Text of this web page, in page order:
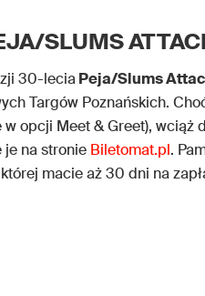
SLUMS
30-leciaPeja/Slums
Targów Poznańskich.
opcji Meet & Greet), wciąż
na stronie Biletomat.pl.
macie aż 30 dni na